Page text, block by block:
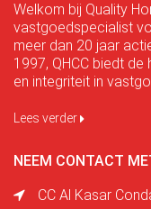
Welkom bij Quality
vastgoedspecialist
meer dan 20 jaar
1997, QHCC biedt
en integriteit in
Lees verder
NEEM CONTACT
CC Al Kasar